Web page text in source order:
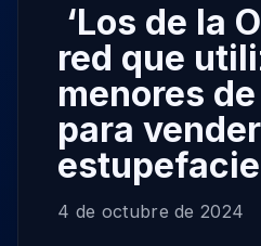
‘Los de la
red que
menores
para vender
4 de octubre de 2024